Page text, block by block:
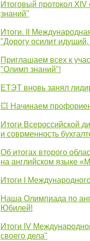
Итоговый протокол
знаний"
Итоги. II
"Дорогу осилит
Приглашаем всех к
"Олимп знаний"!
ЕТЭТ вновь занял
💥 Начинаем
Итоги Всероссийской
и соврменность
Об итогах второго
на английском языке
Итоги I
Наша Олимпиада по
Юбилей!
Итоги IV
своего дела"